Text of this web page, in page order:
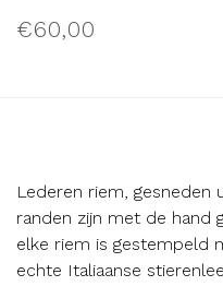
€60,00
Lederen riem, gesneden
randen zijn met de hand
elke riem is gestempeld
echte Italiaanse